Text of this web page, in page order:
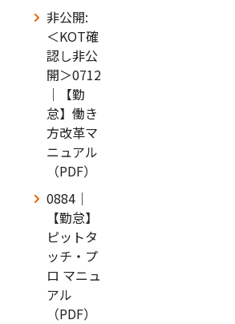
非公開:
＜KOT確
認し非公
開＞0712
｜【勤
怠】働き
方改革マ
ニュアル
（PDF）
0884｜
【勤怠】
ピットタ
ッチ・プ
ロ マニュ
アル
（PDF）